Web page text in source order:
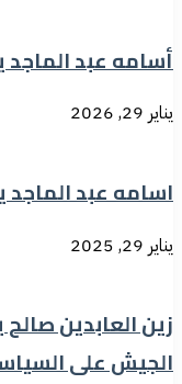
أسامه عبد الماجد
يناير 29, 2026
اسامه عبد الماجد
يناير 29, 2025
زين العابدين
الجيش على